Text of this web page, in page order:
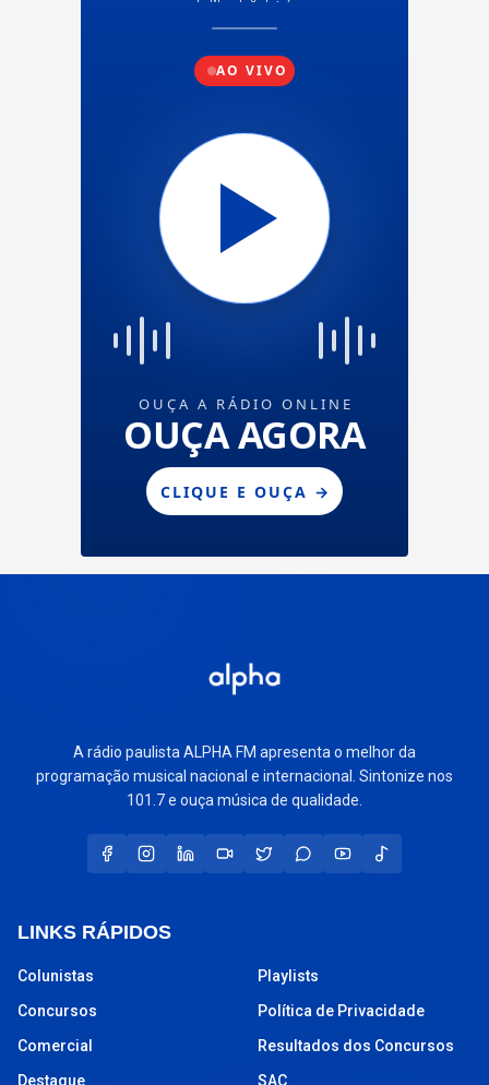
A rádio paulista ALPHA FM apresenta o melhor da
programação musical nacional e internacional. Sintonize nos
101.7 e ouça música de qualidade.
LINKS RÁPIDOS
Colunistas
Concursos
Comercial
Destaque
Playlists
Política de Privacidade
Resultados dos Concursos
SAC